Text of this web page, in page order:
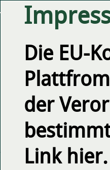
Die EU-
der
Link hier.